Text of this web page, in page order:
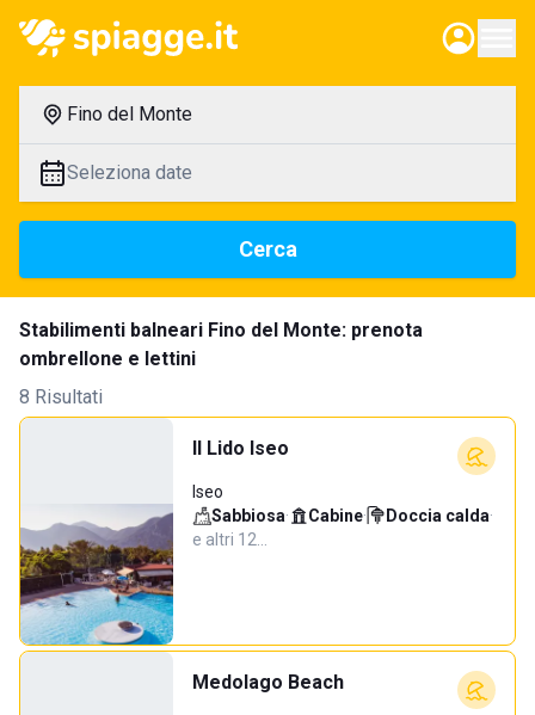
Fino del Monte
Seleziona date
Cerca
Stabilimenti balneari Fino del Monte: prenota
ombrellone e lettini
8 Risultati
Il Lido Iseo
Iseo
Sabbiosa· Cabine· Doccia calda·
e altri 12…
Medolago Beach